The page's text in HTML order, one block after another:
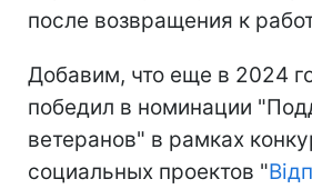
после возвращения к
Добавим, что еще в 2024
победил в номинации
ветеранов" в рамках
социальных проектов "